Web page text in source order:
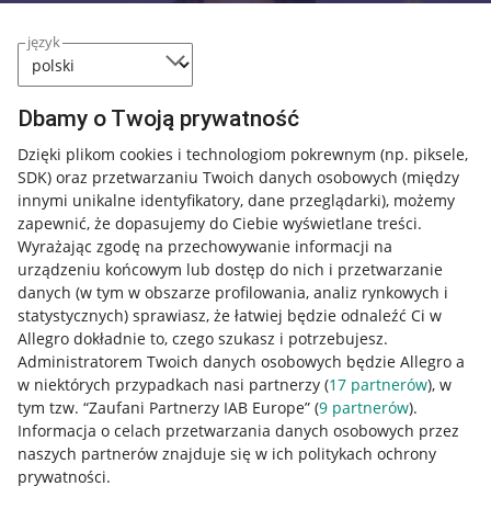
język
Dbamy o Twoją prywatność
Dzięki plikom cookies i technologiom pokrewnym (np. piksele,
SDK) oraz przetwarzaniu Twoich danych osobowych (między
innymi unikalne identyfikatory, dane przeglądarki), możemy
zapewnić, że dopasujemy do Ciebie wyświetlane treści.
Wyrażając zgodę na przechowywanie informacji na
urządzeniu końcowym lub dostęp do nich i przetwarzanie
danych (w tym w obszarze profilowania, analiz rynkowych i
statystycznych) sprawiasz, że łatwiej będzie odnaleźć Ci w
Allegro dokładnie to, czego szukasz i potrzebujesz.
Administratorem Twoich danych osobowych będzie Allegro a
w niektórych przypadkach nasi partnerzy (17 partnerów), w
tym tzw. “Zaufani Partnerzy IAB Europe” (9 partnerów).
Informacja o celach przetwarzania danych osobowych przez
naszych partnerów znajduje się w ich politykach ochrony
prywatności.
Przydatne informacje
Jak to działa
Napisz do nas